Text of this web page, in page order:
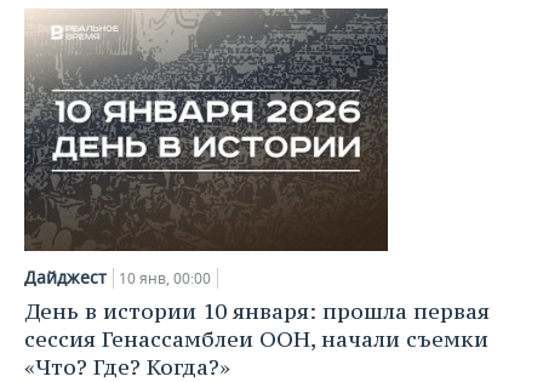
Дайджест 10 янв, 00:00
День в истории 10 января: прошла первая
сессия Генассамблеи ООН, начали съемки
«Что? Где? Когда?»